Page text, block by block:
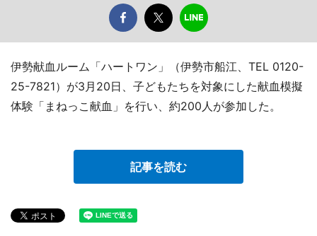
伊勢献血ルーム「ハートワン」（伊勢市船江、TEL 0120-
25-7821）が3月20日、子どもたちを対象にした献血模擬
体験「まねっこ献血」を行い、約200人が参加した。
記事を読む